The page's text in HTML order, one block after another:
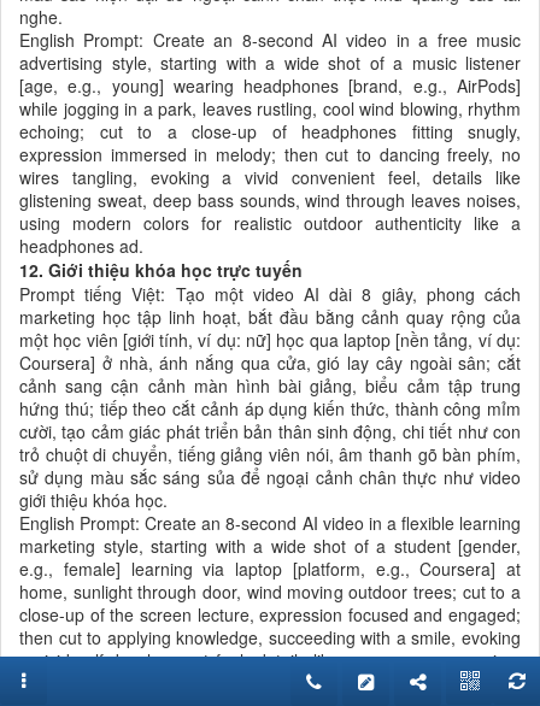
nghe.
English Prompt: Create an 8-second AI video in a free music
advertising style, starting with a wide shot of a music listener
[age, e.g., young] wearing headphones [brand, e.g., AirPods]
while jogging in a park, leaves rustling, cool wind blowing, rhythm
echoing; cut to a close-up of headphones fitting snugly,
expression immersed in melody; then cut to dancing freely, no
wires tangling, evoking a vivid convenient feel, details like
glistening sweat, deep bass sounds, wind through leaves noises,
using modern colors for realistic outdoor authenticity like a
headphones ad.
12. Giới thiệu khóa học trực tuyến
Prompt tiếng Việt: Tạo một video AI dài 8 giây, phong cách
marketing học tập linh hoạt, bắt đầu bằng cảnh quay rộng của
một học viên [giới tính, ví dụ: nữ] học qua laptop [nền tảng, ví dụ:
Coursera] ở nhà, ánh nắng qua cửa, gió lay cây ngoài sân; cắt
cảnh sang cận cảnh màn hình bài giảng, biểu cảm tập trung
hứng thú; tiếp theo cắt cảnh áp dụng kiến thức, thành công mỉm
cười, tạo cảm giác phát triển bản thân sinh động, chi tiết như con
trỏ chuột di chuyển, tiếng giảng viên nói, âm thanh gõ bàn phím,
sử dụng màu sắc sáng sủa để ngoại cảnh chân thực như video
giới thiệu khóa học.
English Prompt: Create an 8-second AI video in a flexible learning
marketing style, starting with a wide shot of a student [gender,
e.g., female] learning via laptop [platform, e.g., Coursera] at
home, sunlight through door, wind moving outdoor trees; cut to a
close-up of the screen lecture, expression focused and engaged;
then cut to applying knowledge, succeeding with a smile, evoking
a vivid self-development feel, details like mouse cursor moving,
instructor voice sounds, keyboard typing noises, using bright